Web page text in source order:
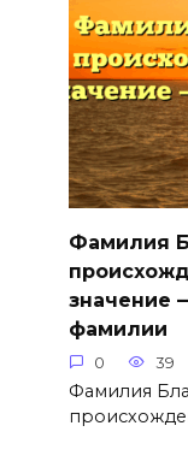
Фамилия
значение
фамилии
0 39
Фамилия